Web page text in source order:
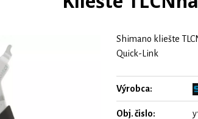
Shimano kliešte
Quick-Link
Výrobca:
Obj. čislo: